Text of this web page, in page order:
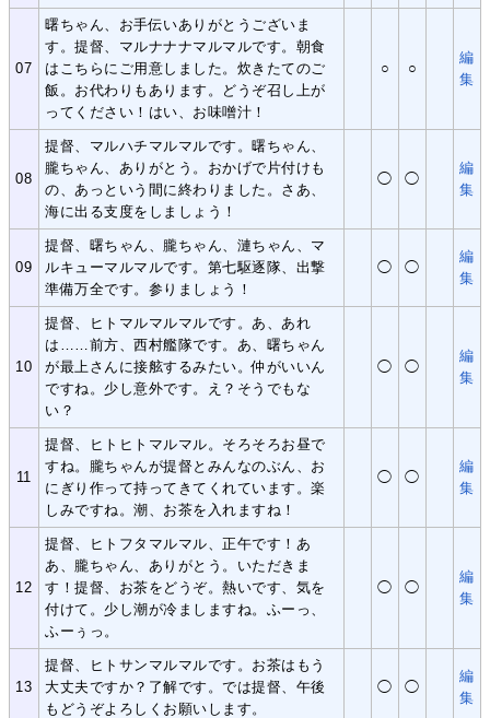
07
曙ちゃん、お手伝いありがとうございま
す。提督、マルナナナマルマルです。朝食
はこちらにご用意しました。炊きたてのご
飯。お代わりもあります。どうぞ召し上が
ってください！はい、お味噌汁！
○ ○
編
集
08
提督、マルハチマルマルです。曙ちゃん、
朧ちゃん、ありがとう。おかげで片付けも
の、あっという間に終わりました。さあ、
海に出る支度をしましょう！
◯ ◯
編
集
09
提督、曙ちゃん、朧ちゃん、漣ちゃん、マ
ルキューマルマルです。第七駆逐隊、出撃
準備万全です。参りましょう！
◯ ◯
編
集
10
提督、ヒトマルマルマルです。あ、あれ
は……前方、西村艦隊です。あ、曙ちゃん
が最上さんに接舷するみたい。仲がいいん
ですね。少し意外です。え？そうでもな
い？
◯ ◯
編
集
11
提督、ヒトヒトマルマル。そろそろお昼で
すね。朧ちゃんが提督とみんなのぶん、お
にぎり作って持ってきてくれています。楽
しみですね。潮、お茶を入れますね！
◯ ◯
編
集
12
提督、ヒトフタマルマル、正午です！あ
あ、朧ちゃん、ありがとう。いただきま
す！提督、お茶をどうぞ。熱いです、気を
付けて。少し潮が冷ましますね。ふーっ、
ふーぅっ。
◯ ◯
編
集
13
提督、ヒトサンマルマルです。お茶はもう
大丈夫ですか？了解です。では提督、午後
もどうぞよろしくお願いします。
◯ ◯
編
集